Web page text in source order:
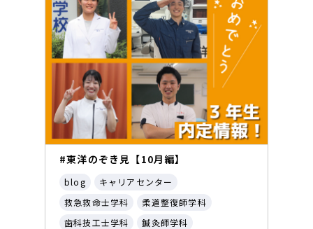
#東洋のぞき見【10月編】
blog
キャリアセンター
救急救命士学科
柔道整復師学科
歯科技工士学科
鍼灸師学科